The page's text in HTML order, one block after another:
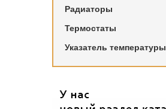
Радиаторы
Термостаты
Указатель температуры